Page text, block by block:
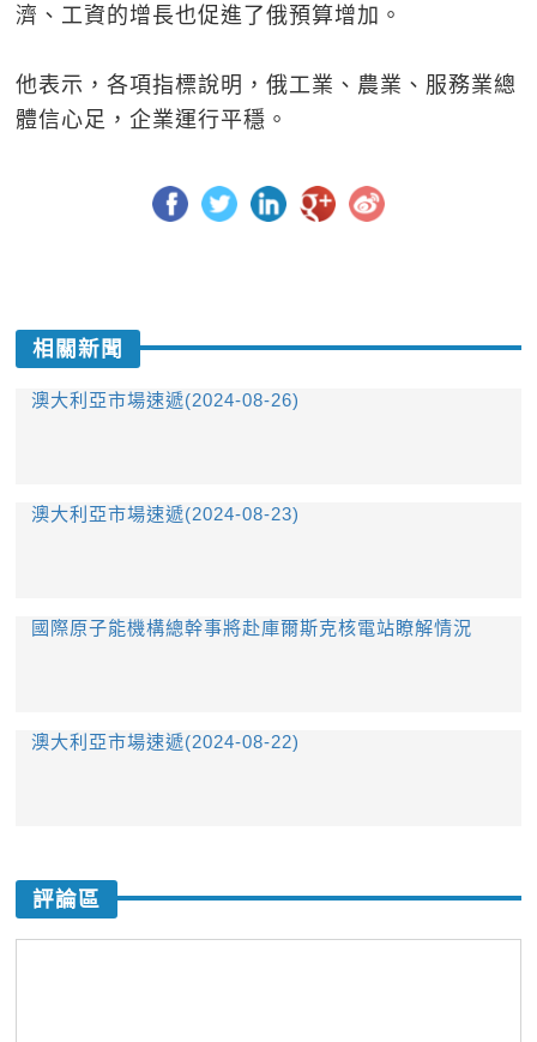
濟、工資的增長也促進了俄預算增加。
他表示，各項指標說明，俄工業、農業、服務業總
體信心足，企業運行平穩。
相關新聞
澳大利亞市場速遞(2024-08-26)
​澳大利亞市場速遞(2024-08-23)
國際原子能機構總幹事將赴庫爾斯克核電站瞭解情況
澳大利亞市場速遞(2024-08-22)
評論區